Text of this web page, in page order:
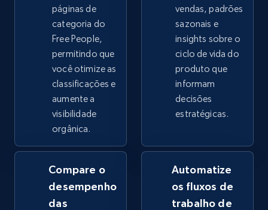
2.5K+ Comece agora
Google Shopping
URL, Product id, Title, Product description,
Rating, Reviews count, Images, Variations, and
more.
Google Shopping - collects products from
páginas de
categoria do
Free People,
permitindo que
você otimize as
classificações e
aumente a
visibilidade
orgânica.
vendas, padrões
sazonais e
insights sobre o
ciclo de vida do
produto que
informam
decisões
estratégicas.
Compare o
desempenho
das
Automatize
os fluxos de
trabalho de